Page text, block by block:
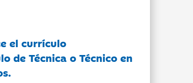
el currículo
de Técnica o Técnico en